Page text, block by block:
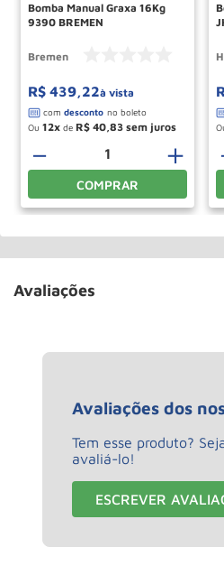
Bomba Manual Graxa 16Kg
9390 BREMEN
Bremen
R$ 439,22à vista
Ou 12 de R$ 40,83
＋
－
COMPRAR
Avaliações
Avaliações dos
Tem esse produto?
avaliá-lo!
ESCREVER